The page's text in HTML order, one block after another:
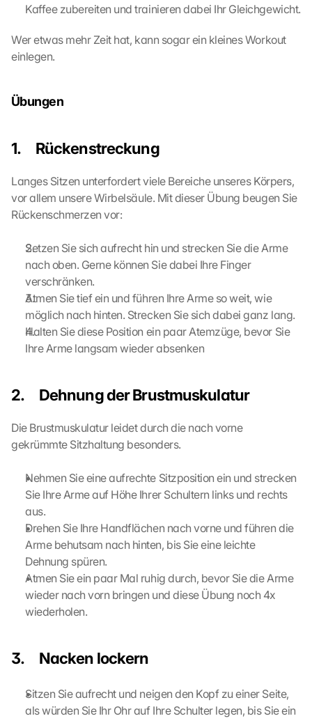
Kaffee zubereiten und trainieren dabei Ihr Gleichgewicht.
Wer etwas mehr Zeit hat, kann sogar ein kleines Workout
einlegen.
Übungen
1.     Rückenstreckung
Langes Sitzen unterfordert viele Bereiche unseres Körpers,
vor allem unsere Wirbelsäule. Mit dieser Übung beugen Sie
Rückenschmerzen vor:
Setzen Sie sich aufrecht hin und strecken Sie die Arme
nach oben. Gerne können Sie dabei Ihre Finger
verschränken.
Atmen Sie tief ein und führen Ihre Arme so weit, wie
möglich nach hinten. Strecken Sie sich dabei ganz lang.
Halten Sie diese Position ein paar Atemzüge, bevor Sie
Ihre Arme langsam wieder absenken
2.     Dehnung der Brustmuskulatur
Die Brustmuskulatur leidet durch die nach vorne
gekrümmte Sitzhaltung besonders.
Nehmen Sie eine aufrechte Sitzposition ein und strecken
Sie Ihre Arme auf Höhe Ihrer Schultern links und rechts
aus.
Drehen Sie Ihre Handflächen nach vorne und führen die
Arme behutsam nach hinten, bis Sie eine leichte
Dehnung spüren.
Atmen Sie ein paar Mal ruhig durch, bevor Sie die Arme
wieder nach vorn bringen und diese Übung noch 4x
wiederholen.
3.     Nacken lockern
Sitzen Sie aufrecht und neigen den Kopf zu einer Seite,
als würden Sie Ihr Ohr auf Ihre Schulter legen, bis Sie ein
l
M
:
c
i
k
i
g
o
n
t
i
s
p
t
c
t
n
s
r
e
e
n
,
y
o
g
e
t